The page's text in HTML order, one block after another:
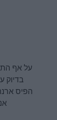
על אף
בדיוק
הפיס